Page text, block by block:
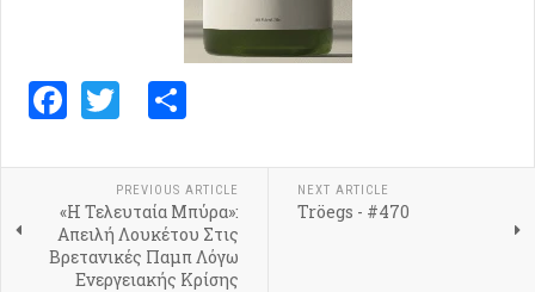
Facebook
Twitter
PREVIOUS ARTICLE
«Η Τελευταία Μπύρα»:
Απειλή Λουκέτου Στις
Βρετανικές Παμπ Λόγω
Ενεργειακής Κρίσης
NEXT ARTICLE
Tröegs - #470